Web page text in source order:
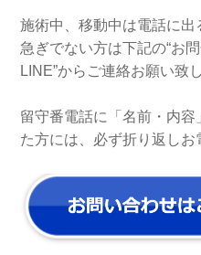
施術中、移動中は電話に
急ぎでない方は下記の“お
LINE”からご連絡お願い致
留守番電話に「名前・内
た方には、必ず折り返しお